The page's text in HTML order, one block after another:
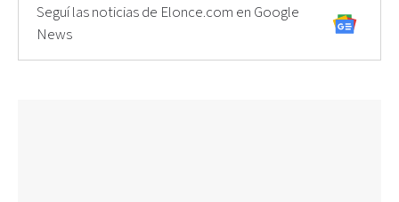
Seguí las noticias de Elonce.com en Google
News